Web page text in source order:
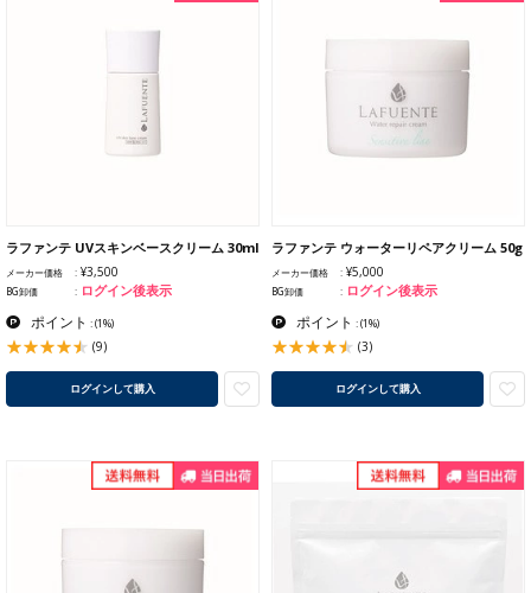
ラファンテ UVスキンベースクリーム 30ml
メーカー価格 ¥3,500
BG卸価 ログイン後表示
ポイント :(1%)
(9)
ログインして購入
ラファンテ ウォーターリペアクリーム 50g
メーカー価格 ¥5,000
BG卸価 ログイン後表示
ポイント :(1%)
(3)
ログインして購入